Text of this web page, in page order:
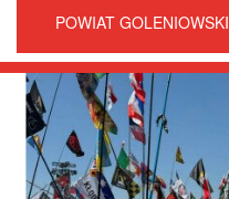
POWIAT GOLENIOWSKI